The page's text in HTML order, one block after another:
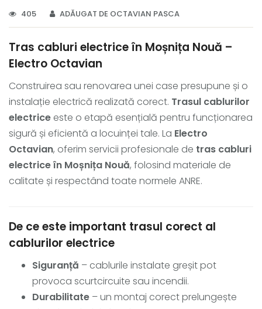
405 ADĂUGAT DE OCTAVIAN PASCA
Tras cabluri electrice în Moșnița Nouă –
Electro Octavian
Construirea sau renovarea unei case presupune și o
instalație electrică realizată corect. Trasul cablurilor
electrice este o etapă esențială pentru funcționarea
sigură și eficientă a locuinței tale. La Electro
Octavian, oferim servicii profesionale de tras cabluri
electrice în Moșnița Nouă, folosind materiale de
calitate și respectând toate normele ANRE.
De ce este important trasul corect al
cablurilor electrice
Siguranță – cablurile instalate greșit pot
provoca scurtcircuite sau incendii.
Durabilitate – un montaj corect prelungește